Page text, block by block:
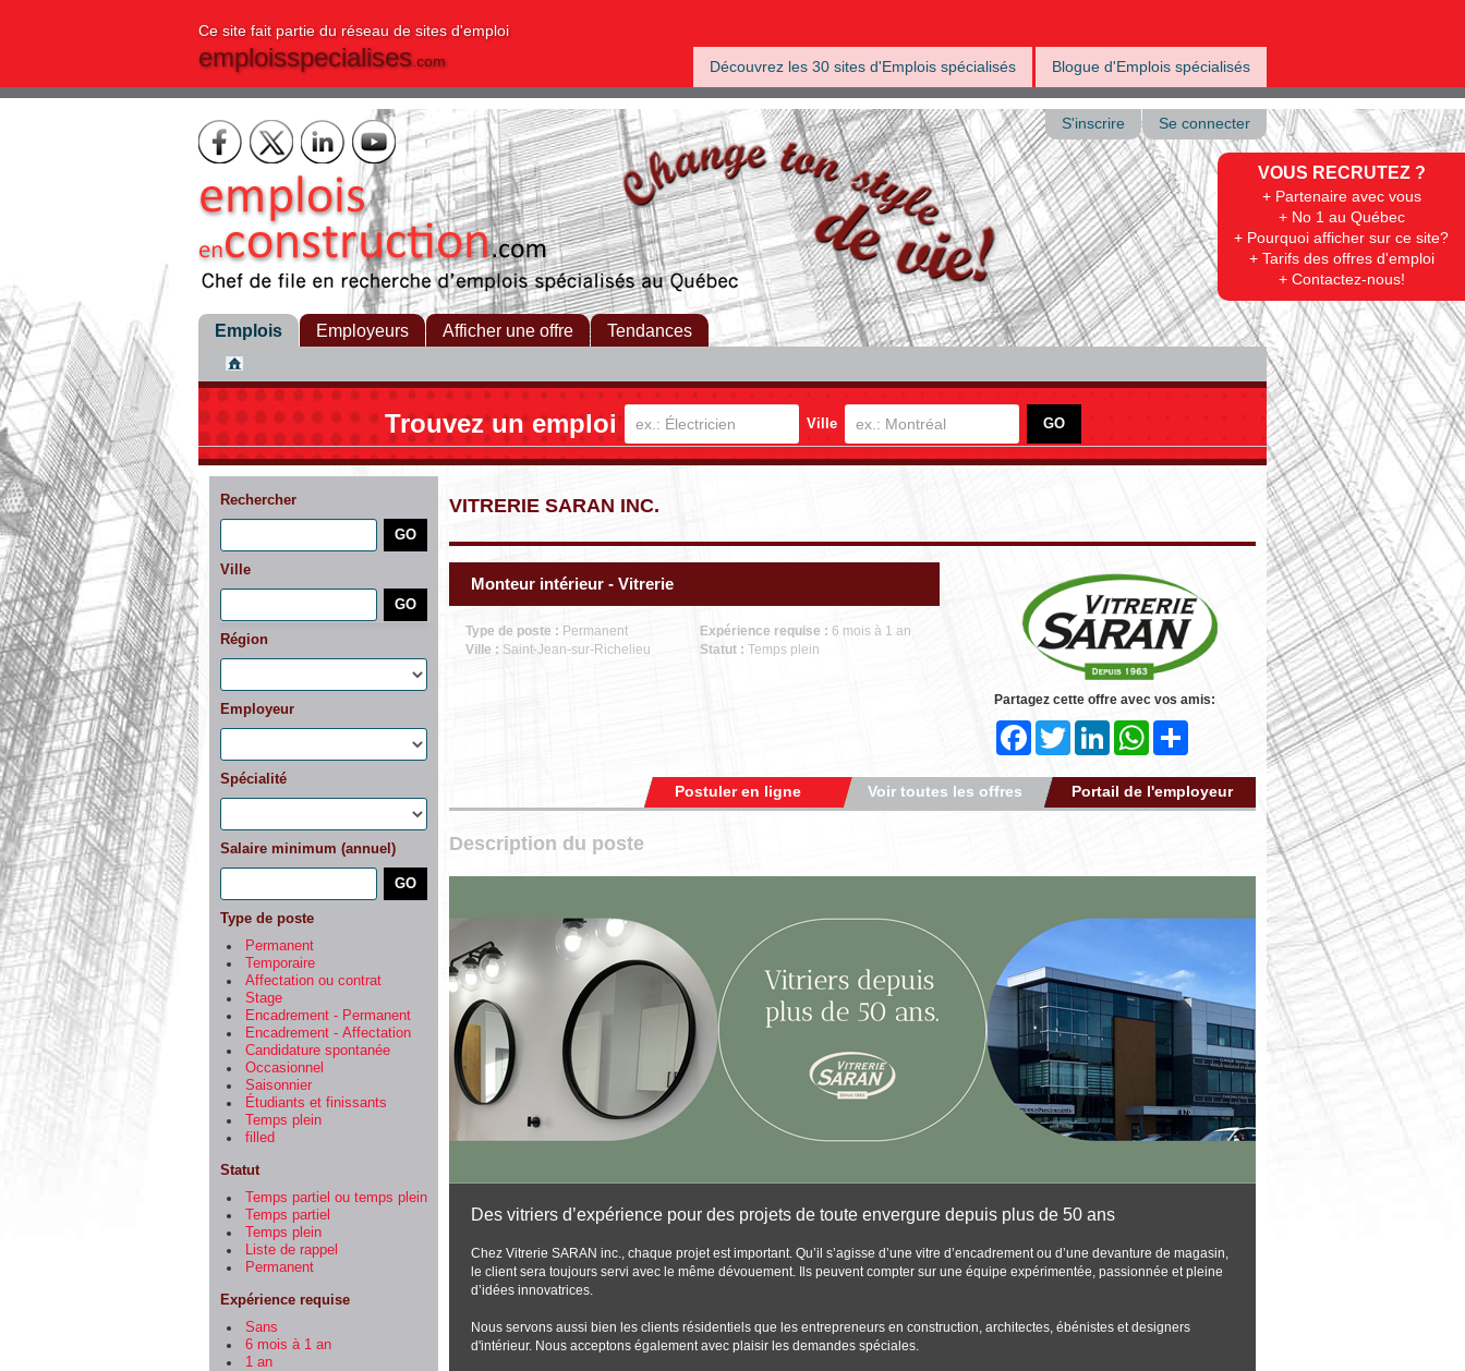
Ce site fait partie du réseau de sites d'emploi
emploisspecialises.com Découvrez les 30 sites d'Emplois spécialisés Blogue d'Emplois spécialisés
VOUS RECRUTEZ ?
+ Partenaire avec vous
+ No 1 au Québec
+ Pourquoi afficher sur ce site?
+ Tarifs des offres d'emploi
+ Contactez-nous!
S'inscrire Se connecter
Emplois Employeurs Afficher une offre Tendances
Trouvez un emploi Ville
Rechercher
Ville
Région
Employeur
Spécialité
Salaire minimum (annuel)
Type de poste
Permanent
Temporaire
Affectation ou contrat
Stage
Encadrement - Permanent
Encadrement - Affectation
Candidature spontanée
Occasionnel
Saisonnier
Étudiants et finissants
Temps plein
filled
Statut
Temps partiel ou temps plein
Temps partiel
Temps plein
Liste de rappel
Permanent
Expérience requise
Sans
6 mois à 1 an
1 an
VITRERIE SARAN INC.
Monteur intérieur - Vitrerie
Type de poste : Permanent
Ville : Saint-Jean-sur-Richelieu
Expérience requise : 6 mois à 1 an
Statut : Temps plein
Partagez cette offre avec vos amis:
FacebookTwitter LinkedIn WhatsApp
Portail de l'employeur
Voir toutes les offres
Postuler en ligne
Description du poste
Des vitriers d’expérience pour des projets de toute envergure depuis plus de 50 ans
Chez Vitrerie SARAN inc., chaque projet est important. Qu’il s’agisse d’une vitre d’encadrement ou d’une devanture de magasin,
le client sera toujours servi avec le même dévouement. Ils peuvent compter sur une équipe expérimentée, passionnée et pleine
d’idées innovatrices.
Nous servons aussi bien les clients résidentiels que les entrepreneurs en construction, architectes, ébénistes et designers
d'intérieur. Nous acceptons également avec plaisir les demandes spéciales.